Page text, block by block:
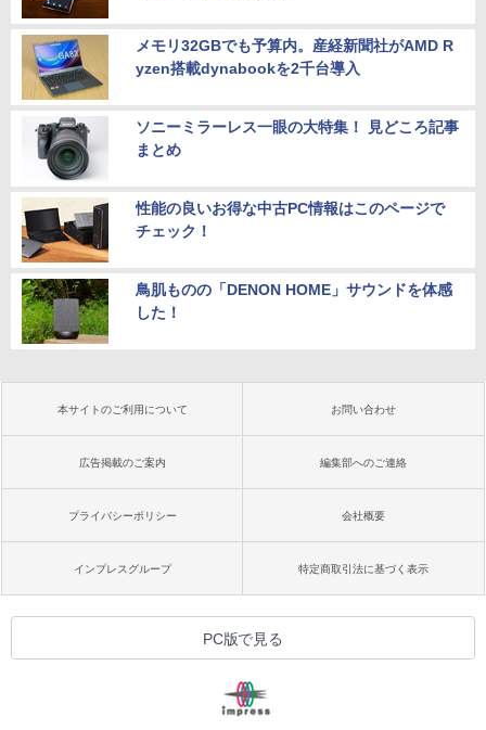
メモリ32GBでも予算内。産経新聞社がAMD R
yzen搭載dynabookを2千台導入
ソニーミラーレス一眼の大特集！ 見どころ記事
まとめ
性能の良いお得な中古PC情報はこのページで
チェック！
鳥肌ものの「DENON HOME」サウンドを体感
した！
本サイトのご利用について お問い合わせ
広告掲載のご案内 編集部へのご連絡
プライバシーポリシー 会社概要
インプレスグループ 特定商取引法に基づく表示
PC版で見る